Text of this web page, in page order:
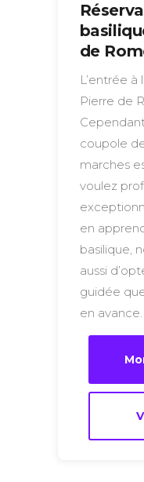
de
L’entrée à
Pierre de
coupole
marches
voulez
en
basilique,
aussi
guidée
en avance.